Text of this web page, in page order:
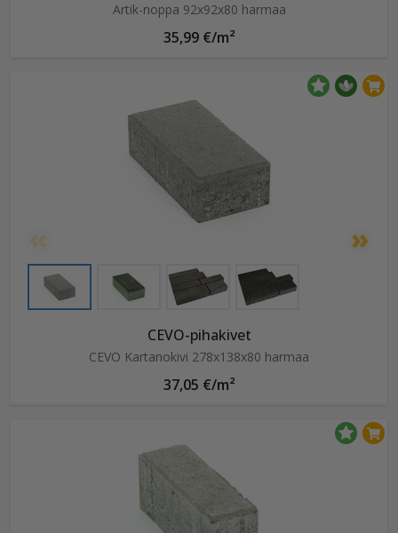
Artik-noppa 92x92x80 harmaa
35,99 €/m²
CEVO-pihakivet
CEVO Kartanokivi 278x138x80 harmaa
37,05 €/m²